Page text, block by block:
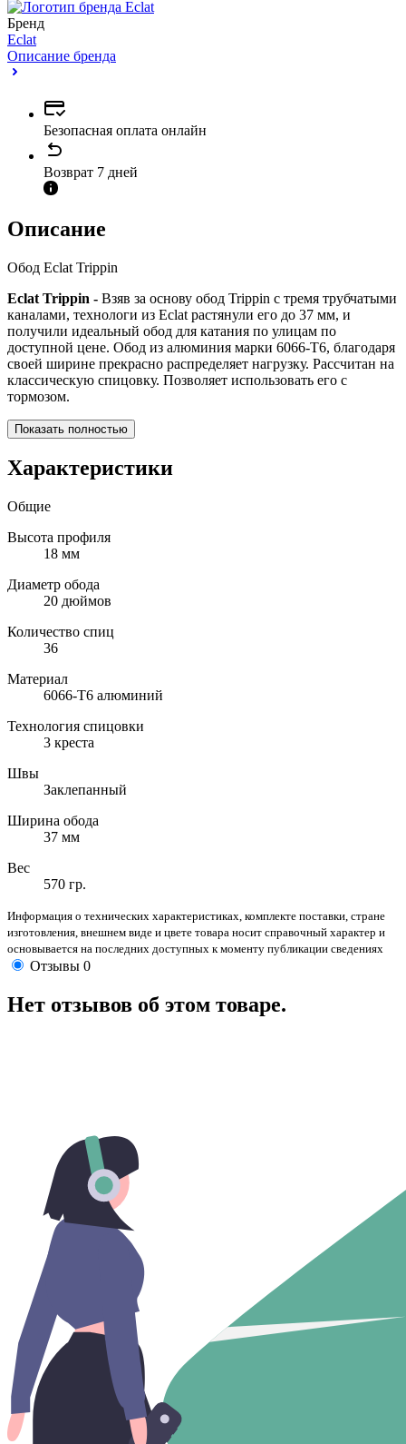
Бренд
Eclat
Описание бренда
Безопасная оплата онлайн
Возврат 7 дней
Описание
Обод Eclat Trippin
Eclat Trippin - Взяв за основу обод Trippin с тремя трубчатыми
каналами, технологи из Eclat растянули его до 37 мм, и
получили идеальный обод для катания по улицам по
доступной цене. Обод из алюминия марки 6066-Т6, благодаря
своей ширине прекрасно распределяет нагрузку. Рассчитан на
классическую спицовку. Позволяет использовать его с
тормозом.
Показать полностью
Характеристики
Общие
Высота профиля
18 мм
Диаметр обода
20 дюймов
Количество спиц
36
Материал
6066-T6 алюминий
Технология спицовки
3 креста
Швы
Заклепанный
Ширина обода
37 мм
Вес
570 гр.
Информация о технических характеристиках, комплекте поставки, стране
изготовления, внешнем виде и цвете товара носит справочный характер и
основывается на последних доступных к моменту публикации сведениях
Отзывы 0
Нет отзывов об этом товаре.